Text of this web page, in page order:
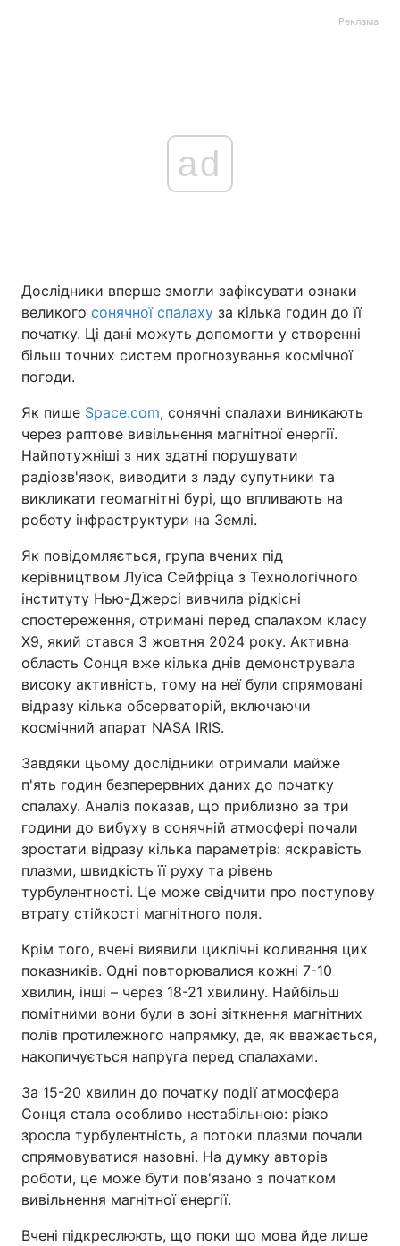
Реклама
ad
Дослідники вперше змогли зафіксувати ознаки
великого сонячної спалаху за кілька годин до її
початку. Ці дані можуть допомогти у створенні
більш точних систем прогнозування космічної
погоди.
Як пише Space.com, сонячні спалахи виникають
через раптове вивільнення магнітної енергії.
Найпотужніші з них здатні порушувати
радіозв'язок, виводити з ладу супутники та
викликати геомагнітні бурі, що впливають на
роботу інфраструктури на Землі.
Як повідомляється, група вчених під
керівництвом Луїса Сейфріца з Технологічного
інституту Нью-Джерсі вивчила рідкісні
спостереження, отримані перед спалахом класу
X9, який стався 3 жовтня 2024 року. Активна
область Сонця вже кілька днів демонструвала
високу активність, тому на неї були спрямовані
відразу кілька обсерваторій, включаючи
космічний апарат NASA IRIS.
Завдяки цьому дослідники отримали майже
п'ять годин безперервних даних до початку
спалаху. Аналіз показав, що приблизно за три
години до вибуху в сонячній атмосфері почали
зростати відразу кілька параметрів: яскравість
плазми, швидкість її руху та рівень
турбулентності. Це може свідчити про поступову
втрату стійкості магнітного поля.
Крім того, вчені виявили циклічні коливання цих
показників. Одні повторювалися кожні 7-10
хвилин, інші – через 18-21 хвилину. Найбільш
помітними вони були в зоні зіткнення магнітних
полів протилежного напрямку, де, як вважається,
накопичується напруга перед спалахами.
За 15-20 хвилин до початку події атмосфера
Сонця стала особливо нестабільною: різко
зросла турбулентність, а потоки плазми почали
спрямовуватися назовні. На думку авторів
роботи, це може бути пов'язано з початком
вивільнення магнітної енергії.
Вчені підкреслюють, що поки що мова йде лише